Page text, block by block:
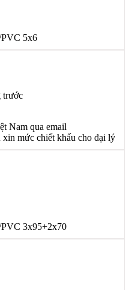
5x6
trước
Nam qua email
mức chiết khấu cho đại lý
3x95+2x70